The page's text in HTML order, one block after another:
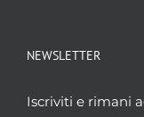
NEWSLETTER
Iscriviti e rimani